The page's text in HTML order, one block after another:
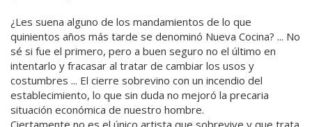
¿Les suena alguno de los mandamientos de lo que
quinientos años más tarde se denominó Nueva Cocina? ... No
sé si fue el primero, pero a buen seguro no el último en
intentarlo y fracasar al tratar de cambiar los usos y
costumbres ... El cierre sobrevino con un incendio del
establecimiento, lo que sin duda no mejoró la precaria
situación económica de nuestro hombre.
Ciertamente no es el único artista que sobrevive y que trata